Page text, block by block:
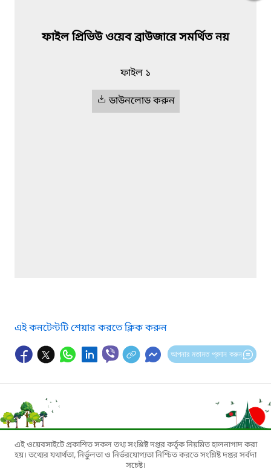
ফাইল প্রিভিউ ওয়েব ব্রাউজারে সমর্থিত নয়
ফাইল ১
ডাউনলোড করুন
এই কনটেন্টটি শেয়ার করতে ক্লিক করুন
আপনার মতামত প্রদান করুন
এই ওয়েবসাইটে প্রকাশিত সকল তথ্য সংশ্লিষ্ট দপ্তর কর্তৃক নিয়মিত হালনাগাদ করা
হয়। তথ্যের যথার্থতা, নির্ভুলতা ও নির্ভরযোগ্যতা নিশ্চিত করতে সংশ্লিষ্ট দপ্তর সর্বদা
সচেষ্ট।